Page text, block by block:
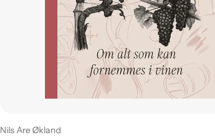
Leverandør:
Nils Are Økland